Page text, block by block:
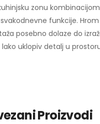
zonu
funkcije.
posebno dolaze do
uklopiv detalj u
Proizvodi